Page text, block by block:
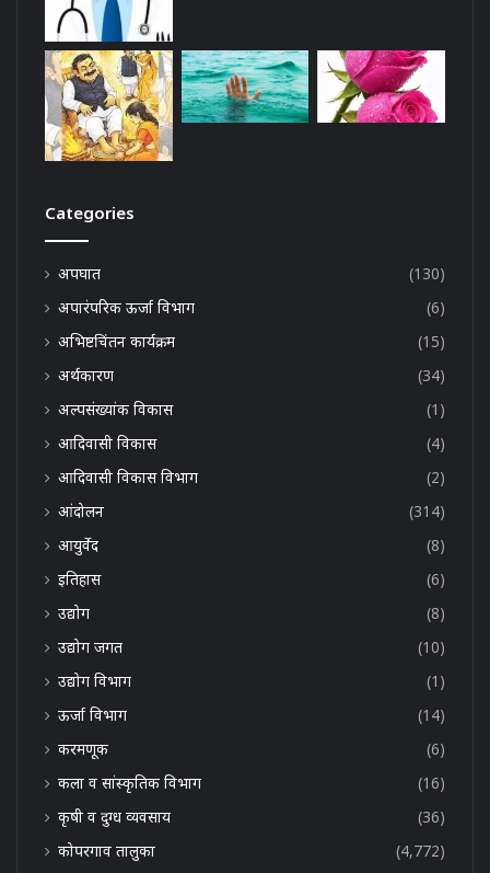
Categories
अपघात
(130)
अपारंपरिक ऊर्जा विभाग
(6)
अभिष्टचिंतन कार्यक्रम
(15)
अर्थकारण
(34)
अल्पसंख्यांक विकास
(1)
आदिवासी विकास
(4)
आदिवासी विकास विभाग
(2)
आंदोलन
(314)
आयुर्वेद
(8)
इतिहास
(6)
उद्योग
(8)
उद्योग जगत
(10)
उद्योग विभाग
(1)
ऊर्जा विभाग
(14)
करमणूक
(6)
कला व सांस्कृतिक विभाग
(16)
कृषी व दुग्ध व्यवसाय
(36)
कोपरगाव तालुका
(4,772)